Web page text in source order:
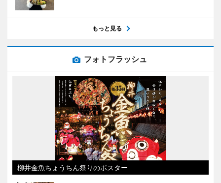
もっと見る
フォトフラッシュ
柳井金魚ちょうちん祭りのポスター